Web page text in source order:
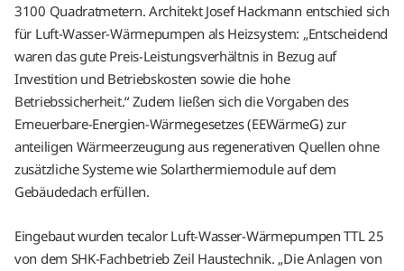
3100 Quadratmetern. Architekt Josef Hackmann entschied sich
für Luft-Wasser-Wärmepumpen als Heizsystem: „Entscheidend
waren das gute Preis-Leistungsverhältnis in Bezug auf
Investition und Betriebskosten sowie die hohe
Betriebssicherheit.“ Zudem ließen sich die Vorgaben des
Erneuerbare-Energien-Wärmegesetzes (EEWärmeG) zur
anteiligen Wärmeerzeugung aus regenerativen Quellen ohne
zusätzliche Systeme wie Solarthermiemodule auf dem
Gebäudedach erfüllen.
Eingebaut wurden tecalor Luft-Wasser-Wärmepumpen TTL 25
von dem SHK-Fachbetrieb Zeil Haustechnik. „Die Anlagen von